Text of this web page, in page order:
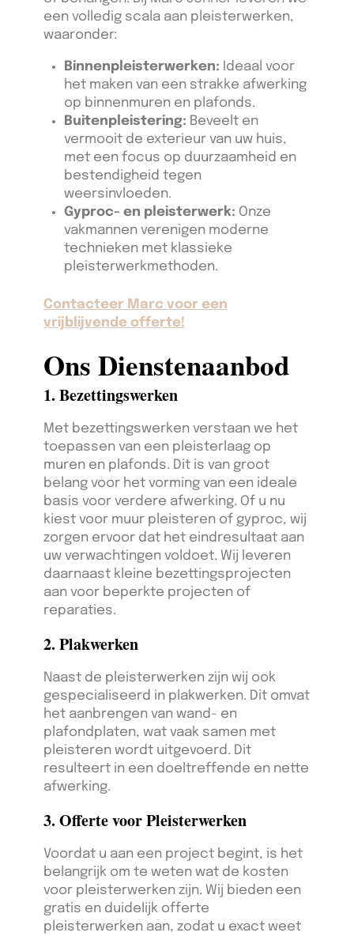
een volledig scala aan pleisterwerken,
waaronder:
Binnenpleisterwerken: Ideaal voor
het maken van een strakke afwerking
op binnenmuren en plafonds.
Buitenpleistering: Beveelt en
vermooit de exterieur van uw huis,
met een focus op duurzaamheid en
bestendigheid tegen
weersinvloeden.
Gyproc- en pleisterwerk: Onze
vakmannen verenigen moderne
technieken met klassieke
pleisterwerkmethoden.
Contacteer Marc voor een
vrijblijvende offerte!
Ons Dienstenaanbod
1. Bezettingswerken
Met bezettingswerken verstaan we het
toepassen van een pleisterlaag op
muren en plafonds. Dit is van groot
belang voor het vorming van een ideale
basis voor verdere afwerking. Of u nu
kiest voor muur pleisteren of gyproc, wij
zorgen ervoor dat het eindresultaat aan
uw verwachtingen voldoet. Wij leveren
daarnaast kleine bezettingsprojecten
aan voor beperkte projecten of
reparaties.
2. Plakwerken
Naast de pleisterwerken zijn wij ook
gespecialiseerd in plakwerken. Dit omvat
het aanbrengen van wand- en
plafondplaten, wat vaak samen met
pleisteren wordt uitgevoerd. Dit
resulteert in een doeltreffende en nette
afwerking.
3. Offerte voor Pleisterwerken
Voordat u aan een project begint, is het
belangrijk om te weten wat de kosten
voor pleisterwerken zijn. Wij bieden een
gratis en duidelijk offerte
pleisterwerken aan, zodat u exact weet